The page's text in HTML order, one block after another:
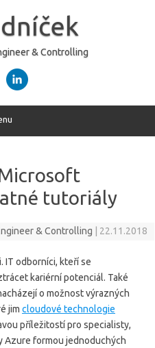
& Controlling
tutoriály
& Controlling 22.11.2018
IT odborníci, kteří se
kariérní potenciál. Také
o možnost výrazných
jim cloudové technologie
příležitostí pro specialisty,
Azure formou jednoduchých